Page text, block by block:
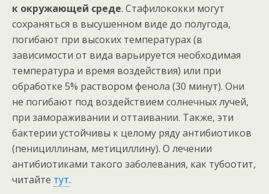
к окружающей среде. Стафилококки могут
сохраняться в высушенном виде до полугода,
погибают при высоких температурах (в
зависимости от вида варьируется необходимая
температура и время воздействия) или при
обработке 5% раствором фенола (30 минут). Они
не погибают под воздействием солнечных лучей,
при замораживании и оттаивании. Также, эти
бактерии устойчивы к целому ряду антибиотиков
(пенициллинам, метициллину). О лечении
антибиотиками такого заболевания, как тубоотит,
читайте тут.